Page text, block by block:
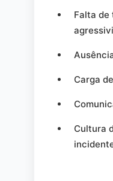
Falta de
Carga
Cultura